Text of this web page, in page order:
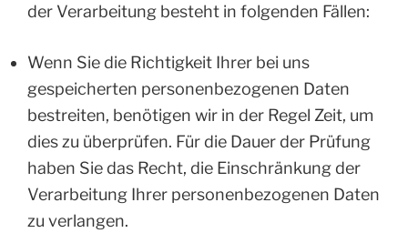
der Verarbeitung besteht in folgenden Fällen:
Wenn Sie die Richtigkeit Ihrer bei uns
gespeicherten personenbezogenen Daten
bestreiten, benötigen wir in der Regel Zeit, um
dies zu überprüfen. Für die Dauer der Prüfung
haben Sie das Recht, die Einschränkung der
Verarbeitung Ihrer personenbezogenen Daten
zu verlangen.